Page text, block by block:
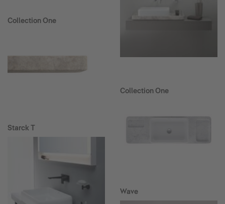
Collection One
Starck T
Collection One
Wave